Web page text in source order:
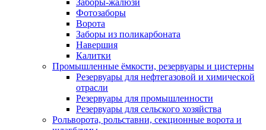
Заборы-жалюзи
Фотозаборы
Ворота
Заборы из поликарбоната
Навершия
Калитки
Промышленные ёмкости, резервуары и цистерны
Резервуары для нефтегазовой и химической
отрасли
Резервуары для промышленности
Резервуары для сельского хозяйства
Рольворота, рольставни, секционные ворота и